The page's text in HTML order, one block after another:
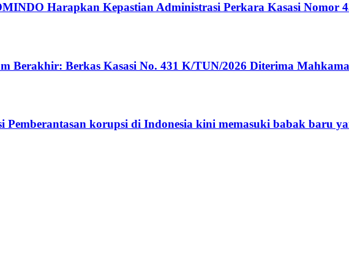
Harapkan Kepastian Administrasi Perkara Kasasi Nomor
Berakhir: Berkas Kasasi No. 431 K/TUN/2026 Diterima
korupsi di Indonesia kini memasuki babak baru